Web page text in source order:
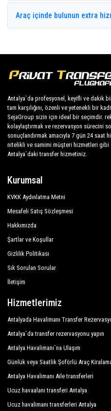
transferler, Evrenseki
Evrenseki'dan veya
mekanik olarak
bir araç filosuna sahip.
minibüsler, 1 ila 54
Düzenli olarak kontrol
araçlar, kontrol ve
kendi periyodik
Hane Sun Hotel
Kamelya Collection Fulya
Kamelya Collection Aishen K
Mirage Hotel
Monachus Hotel Spa
Novum Garden Hotel
Orfeus Queen Hotel Spa
Q Spa Resort
Royal Alhambra Palace
Royal Atlantis Spa Resort
Side Crown Serenity
Silver Hotel Side
Süral Resort Hotel
Süral Saray Hotel
Araç içinde bulunun extra
Antalya`da profesyonel, keyifli ve dakik
tam karşılığını, özenli ve yetenekli bir
SejaGroup sizin için ideal bir seçimdir.
kolaylaştırmak ve rezervasyon sürecini
sonuçlandırmak amacıyla 7 gün 24
nitelikli ve samimi müşteri hizmetleri gibi
Antalya`daki transfer hizmetiniz.
Kurumsal
KVKK Aydınlatma Metni
Mesafeli Satış Sözleşmesi
Hakkımızda
Şartlar ve Koşullar
Gizlilik Politikası
Sık Sorulan Sorular
İletişim
Hizmetlerimiz
Antalyada Havalimanı Transfer
Antalya`da transfer rezervasyonu yapın
Antalya Havalimanı`na Ulaşım
Günlük veya Saatlik Şoförlü Araç
Antalya Havalimanı Aile transferleri
Ucuz havaalanı transferi Antalya
Ucuz havalimanı transferleri Antalya